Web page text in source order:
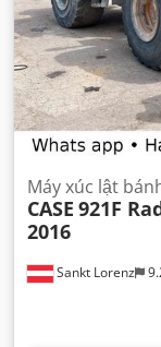
Sankt Lorenz
Máy xúc lật
CASE 921F
2016